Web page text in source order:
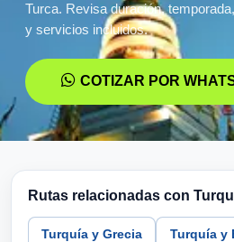
Turca. Revisa duración,
y servicios incluidos.
COTIZAR POR
Rutas relacionadas con
Turquía y Grecia Turquía y